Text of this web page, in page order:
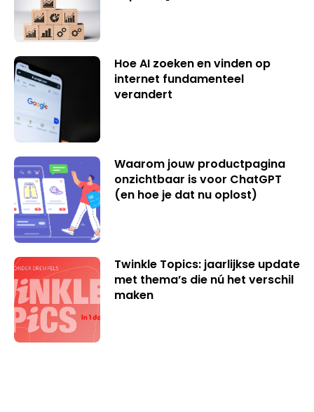
Hoe AI zoeken en vinden op
internet fundamenteel
verandert
Waarom jouw productpagina
onzichtbaar is voor ChatGPT
(en hoe je dat nu oplost)
Twinkle Topics: jaarlijkse update
met thema’s die nú het verschil
maken